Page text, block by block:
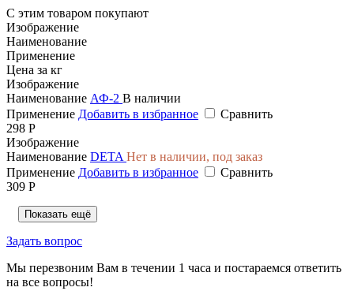
С этим товаром покупают
Изображение
Наименование
Применение
Цена за кг
Изображение
Наименование АФ-2 В наличии
Применение Добавить в избранное
Сравнить
298 Р
Изображение
Наименование DETA Нет в наличии, под заказ
Применение Добавить в избранное
Сравнить
309 Р
Показать ещё
Задать вопрос
Мы перезвоним Вам в течении 1 часа и постараемся ответить
на все вопросы!